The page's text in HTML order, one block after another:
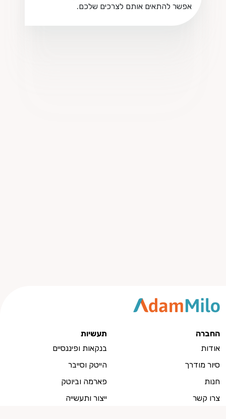
אפשר להתאים אותם לצרכים שלכם.
החברה
אודות
סיור מודרך
חנות
צרו קשר
תעשיות
בנקאות ופיננסיים
הייטק וסייבר
פארמה וביוטק
ייצור ותעשייה